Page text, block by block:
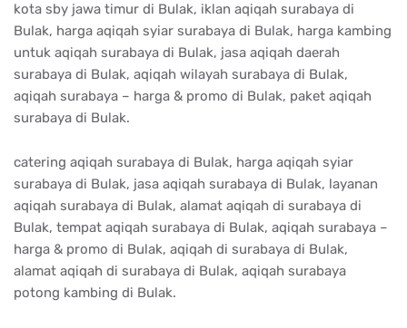
kota sby jawa timur di Bulak, iklan aqiqah surabaya di
Bulak, harga aqiqah syiar surabaya di Bulak, harga kambing
untuk aqiqah surabaya di Bulak, jasa aqiqah daerah
surabaya di Bulak, aqiqah wilayah surabaya di Bulak,
aqiqah surabaya – harga & promo di Bulak, paket aqiqah
surabaya di Bulak.
catering aqiqah surabaya di Bulak, harga aqiqah syiar
surabaya di Bulak, jasa aqiqah surabaya di Bulak, layanan
aqiqah surabaya di Bulak, alamat aqiqah di surabaya di
Bulak, tempat aqiqah surabaya di Bulak, aqiqah surabaya –
harga & promo di Bulak, aqiqah di surabaya di Bulak,
alamat aqiqah di surabaya di Bulak, aqiqah surabaya
potong kambing di Bulak.